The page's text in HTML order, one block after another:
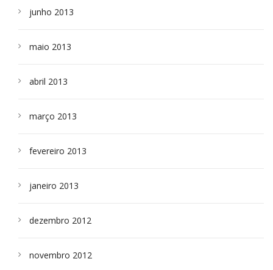
junho 2013
maio 2013
abril 2013
março 2013
fevereiro 2013
janeiro 2013
dezembro 2012
novembro 2012